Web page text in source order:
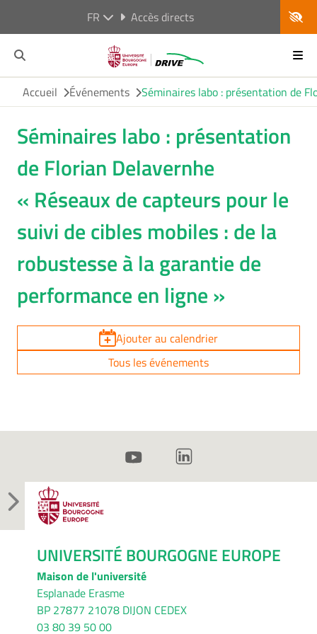
FR Accès directs
Accueil Événements Séminaires labo : présentation de
Séminaires labo : présentation
de Florian Delavernhe
« Réseaux de capteurs pour le
suivi de cibles mobiles : de la
robustesse à la garantie de
performance en ligne »
Ajouter au calendrier
Tous les événements
UNIVERSITÉ BOURGOGNE EUROPE
Maison de l'université
Esplanade Erasme
BP 27877 21078 DIJON CEDEX
03 80 39 50 00